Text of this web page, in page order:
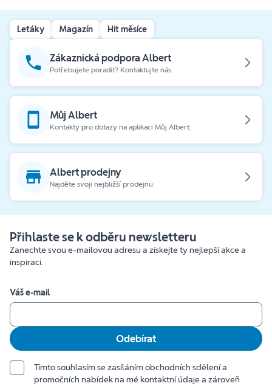
Letáky Magazín Hit měsíce
Zákaznická podpora Albert
Potřebujete poradit? Kontaktujte nás.
Můj Albert
Kontakty pro dotazy na aplikaci Můj Albert.
Albert prodejny
Najděte svoji nejbližší prodejnu.
Přihlaste se k odběru newsletteru
Zanechte svou e-mailovou adresu a získejte ty nejlepší akce a
inspiraci.
Váš e-mail
Odebírat
Tímto souhlasím se zasíláním obchodních sdělení a
promočních nabídek na mé kontaktní údaje a zároveň